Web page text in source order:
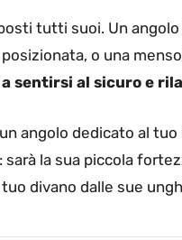
tutti suoi. Un
o una
sentirsi al sicuro e
angolo dedicato al
sarà la sua piccola
divano dalle sue